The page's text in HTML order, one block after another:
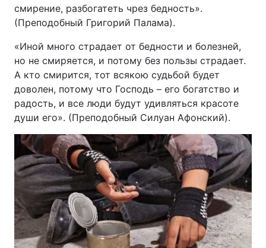
смирение, разбогатеть чрез бедность».
(Преподобный Григорий Палама).
«Иной много страдает от бедности и болезней,
но не смиряется, и потому без пользы страдает.
А кто смирится, тот всякою судьбой будет
доволен, потому что Господь – его богатство и
радость, и все люди будут удивляться красоте
души его». (Преподобный Силуан Афонский).